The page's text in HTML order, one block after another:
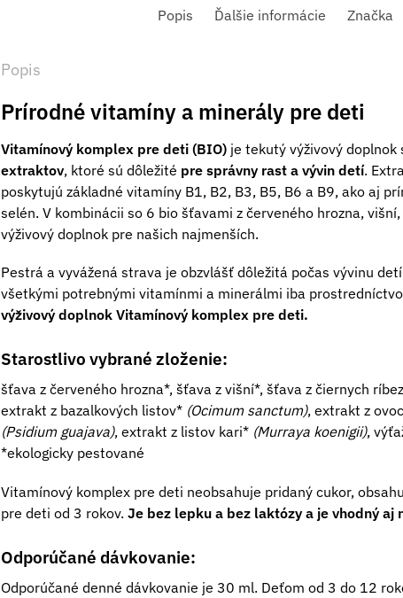
Popis Ďalšie informácie Značka
Popis
Prírodné vitamíny a minerály pre deti
Vitamínový komplex pre deti (BIO)je tekutý výživový doplnok
extraktov, ktoré sú dôležité pre správny rast a vývin detí.
poskytujú základné vitamíny B1, B2, B3, B5, B6 a B9, ako aj
selén. V kombinácii so 6 bio šťavami z červeného hrozna,
výživový doplnok pre našich najmenších.
Pestrá a vyvážená strava je obzvlášť dôležitá počas vývinu
všetkými potrebnými vitamínmi a minerálmi iba
výživový doplnok Vitamínový komplex pre deti.
Starostlivo vybrané zloženie:
šťava z červeného hrozna*, šťava z višní*, šťava z čiernych
extrakt z bazalkových listov* (Ocimum sanctum), extrakt z
(Psidium guajava), extrakt z listov kari* (Murraya koenigii),
*ekologicky pestované
Vitamínový komplex pre deti neobsahuje pridaný cukor,
pre deti od 3 rokov. Je bez lepku a bez laktózy a je vhodný aj
Odporúčané dávkovanie:
Odporúčané denné dávkovanie je 30 ml. Deťom od 3 do 12